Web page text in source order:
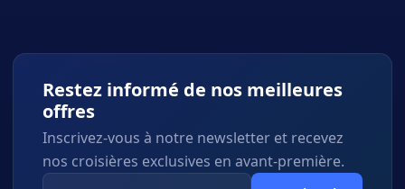
Restez informé de nos meilleures
offres
Inscrivez-vous à notre newsletter et recevez
nos croisières exclusives en avant-première.